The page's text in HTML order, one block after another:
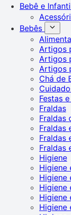
Bebê e
Bebês
Artigos
Artigos
Artigos
Chá de
Festas
Fraldas
Fraldas
Fraldas
Fraldas
Fraldas
Higiene
Higiene
Higiene
Higiene
Higiene
Higiene